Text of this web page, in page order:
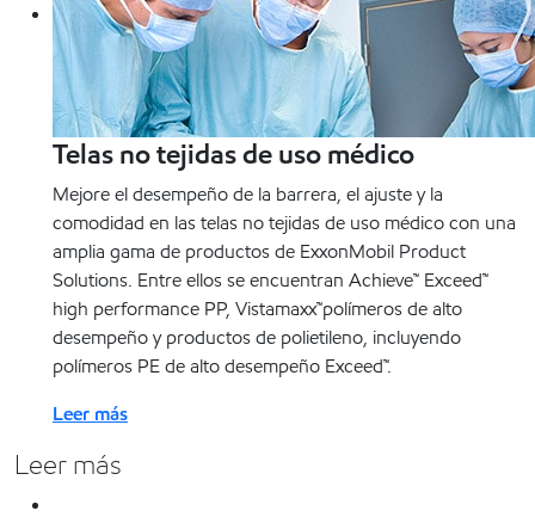
Telas no tejidas de uso médico
Mejore el desempeño de la barrera, el ajuste y la
comodidad en las telas no tejidas de uso médico con una
amplia gama de productos de ExxonMobil Product
Solutions. Entre ellos se encuentran Achieve™ Exceed™
high performance PP, Vistamaxx™polímeros de alto
desempeño y productos de polietileno, incluyendo
polímeros PE de alto desempeño Exceed™.
Leer más
Leer más